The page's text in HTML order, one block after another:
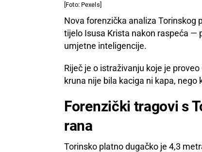
[Foto: Pexels]
Nova forenzička analiza Torinskog
tijelo Isusa Krista nakon raspeća —
umjetne inteligencije.
Riječ je o istraživanju koje je
kruna nije bila kaciga ni kapa,
Forenzički tragovi s
rana
Torinsko platno dugačko je 4,3